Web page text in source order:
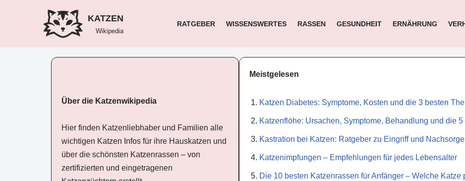
KATZEN
Wikipedia
RATGEBER WISSENSWERTES RASSEN GESUNDHEIT ERNÄHRUNG
Über die Katzenwikipedia
Hier finden Katzenliebhaber und Familien alle
wichtigen Katzen Infos für ihre Hauskatzen und
über die schönsten Katzenrassen – von
zertifizierten und eingetragenen
Meistgelesen
Katzen Diabetes: Symptome, Kosten und die 3 besten
Katzenflöhe: Ursachen, Symptome, Behandlung und die
Kastration bei Katzen: Ratgeber zu Eingriff und Nachsorge
Katzenimpfungen – Empfehlungen für jedes Lebensalter
Die 10 besten Katzenrassen für Anfänger – Welche Katze